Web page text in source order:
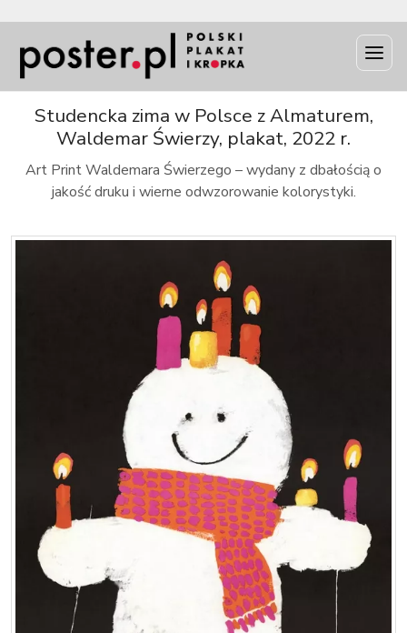
Studencka zima w Polsce z Almaturem,
Waldemar Świerzy, plakat, 2022 r.
Art Print Waldemara Świerzego – wydany z dbałością o
jakość druku i wierne odwzorowanie kolorystyki.